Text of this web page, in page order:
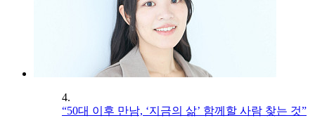
4.
“50대 이후 만남, ‘지금의 삶’ 함께할 사람 찾는 것”